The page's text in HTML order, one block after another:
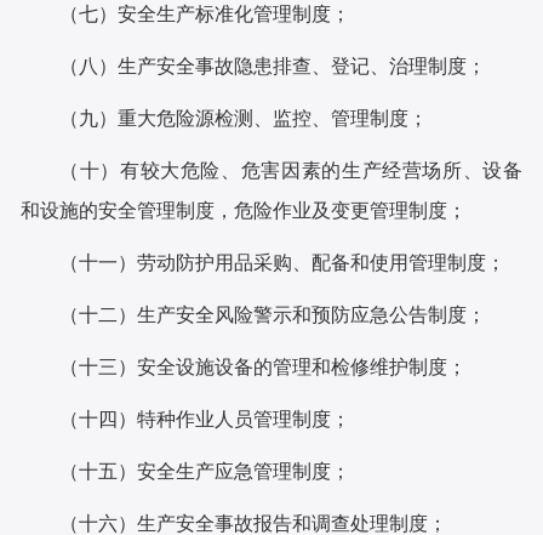
（七）安全生产标准化管理制度；
（八）生产安全事故隐患排查、登记、治理制度；
（九）重大危险源检测、监控、管理制度；
（十）有较大危险、危害因素的生产经营场所、设备
和设施的安全管理制度，危险作业及变更管理制度；
（十一）劳动防护用品采购、配备和使用管理制度；
（十二）生产安全风险警示和预防应急公告制度；
（十三）安全设施设备的管理和检修维护制度；
（十四）特种作业人员管理制度；
（十五）安全生产应急管理制度；
（十六）生产安全事故报告和调查处理制度；